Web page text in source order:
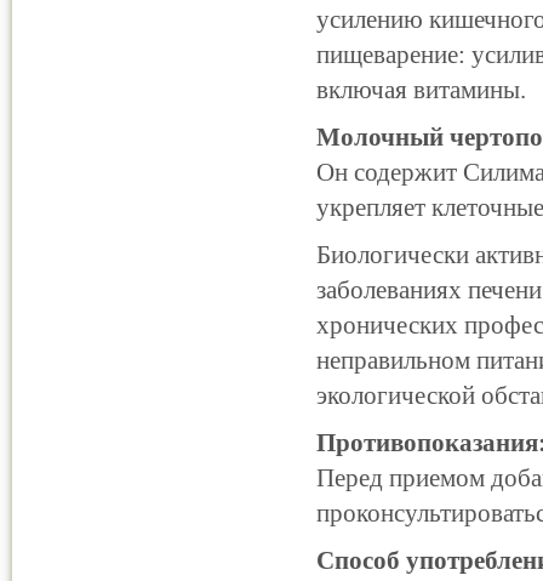
усилению
пищеварение:
включая витамины.
Молочный
Он содержит
укрепляет
Биологически
заболеваниях
хронических
неправильном
экологической
Перед приемом
Способ